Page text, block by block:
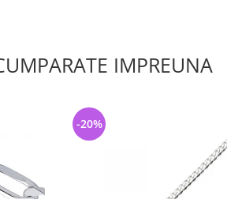
IMPREUNA
-20%